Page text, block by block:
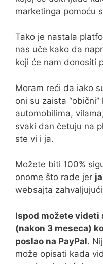
marketinga pomoću
Tako je nastala
nas uče kako da
koji će nam donositi
Moram reći da iako
oni su zaista
automobilima,
svaki dan četuju na
ste vi i ja.
Možete biti 100%
onome što rade jer
websajta
Ispod možete videti
(nakon 3 meseca)
poslao na PayPal.
može opisati kada